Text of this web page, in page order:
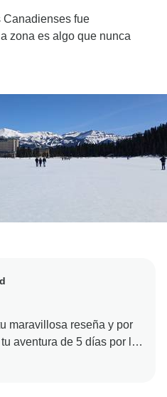
de los impresionantes
y Yoho.
volver a darte la
otro espectacular viaje
Canadienses fue
zona es algo que nunca
maravillosa reseña y por
aventura de 5 días por las
de Canadá!